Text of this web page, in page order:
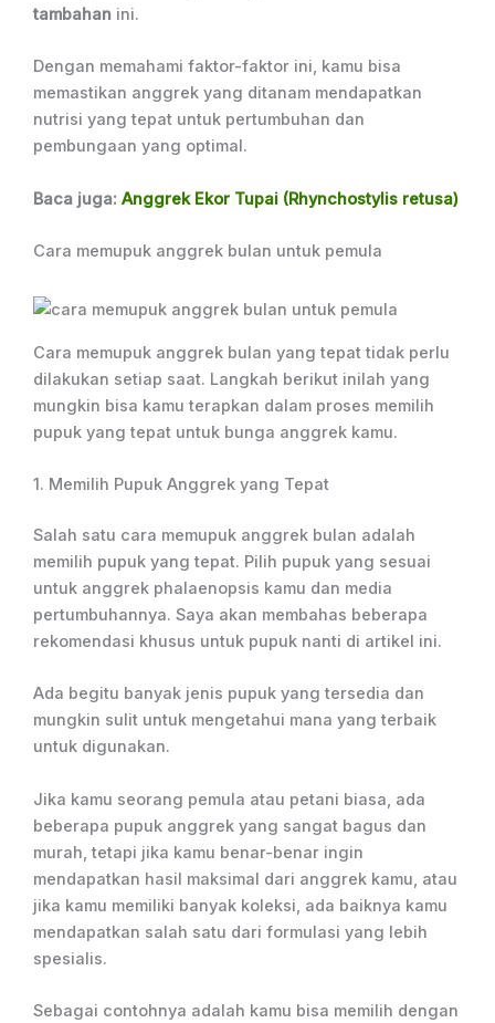
tambahan ini.
Dengan memahami faktor-faktor ini, kamu bisa
memastikan anggrek yang ditanam mendapatkan
nutrisi yang tepat untuk pertumbuhan dan
pembungaan yang optimal.
Baca juga: Anggrek Ekor Tupai (Rhynchostylis retusa)
Cara memupuk anggrek bulan untuk pemula
Cara memupuk anggrek bulan yang tepat tidak perlu
dilakukan setiap saat. Langkah berikut inilah yang
mungkin bisa kamu terapkan dalam proses memilih
pupuk yang tepat untuk bunga anggrek kamu.
1. Memilih Pupuk Anggrek yang Tepat
Salah satu cara memupuk anggrek bulan adalah
memilih pupuk yang tepat. Pilih pupuk yang sesuai
untuk anggrek phalaenopsis kamu dan media
pertumbuhannya. Saya akan membahas beberapa
rekomendasi khusus untuk pupuk nanti di artikel ini.
Ada begitu banyak jenis pupuk yang tersedia dan
mungkin sulit untuk mengetahui mana yang terbaik
untuk digunakan.
Jika kamu seorang pemula atau petani biasa, ada
beberapa pupuk anggrek yang sangat bagus dan
murah, tetapi jika kamu benar-benar ingin
mendapatkan hasil maksimal dari anggrek kamu, atau
jika kamu memiliki banyak koleksi, ada baiknya kamu
mendapatkan salah satu dari formulasi yang lebih
spesialis.
Sebagai contohnya adalah kamu bisa memilih dengan